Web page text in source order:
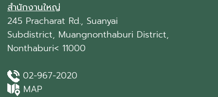
สำนักงานใหญ่
245 Pracharat Rd., Suanyai
Subdistrict, Muangnonthaburi District,
Nonthaburi< 11000
02-967-2020
MAP